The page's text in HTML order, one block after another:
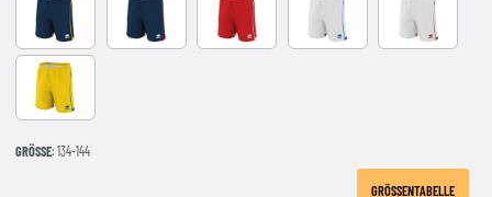
NAVY YELLOW Navy Red Red White WHITE BLUE White Maroon
Yellow Blue
GRÖSSE : 134-144
GRÖSSENTABELLE